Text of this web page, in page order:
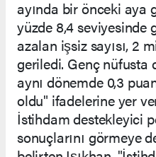
ayında bir önceki aya
yüzde 8,4 seviyesinde
azalan işsiz sayısı, 2
geriledi. Genç nüfusta
aynı dönemde 0,3
oldu" ifadelerine yer
İstihdam destekleyici
sonuçlarını görmeye